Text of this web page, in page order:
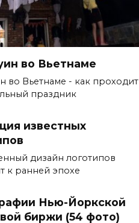
во Вьетнаме
во Вьетнаме - как проходит
праздник
известных
дизайн логотипов
к ранней эпохе
Нью-Йоркской
биржи (54 фото)